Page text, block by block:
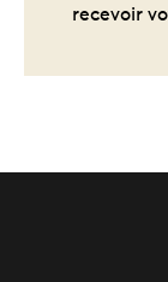
recevoir